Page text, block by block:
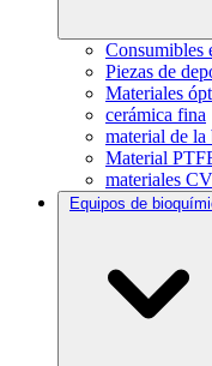
Consumibles
Piezas de
Materiales
cerámica fina
material de la
Material
materiales
Equipos de